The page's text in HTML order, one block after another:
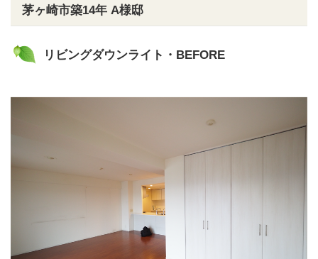
茅ヶ崎市築14年 A様邸
リビングダウンライト・BEFORE